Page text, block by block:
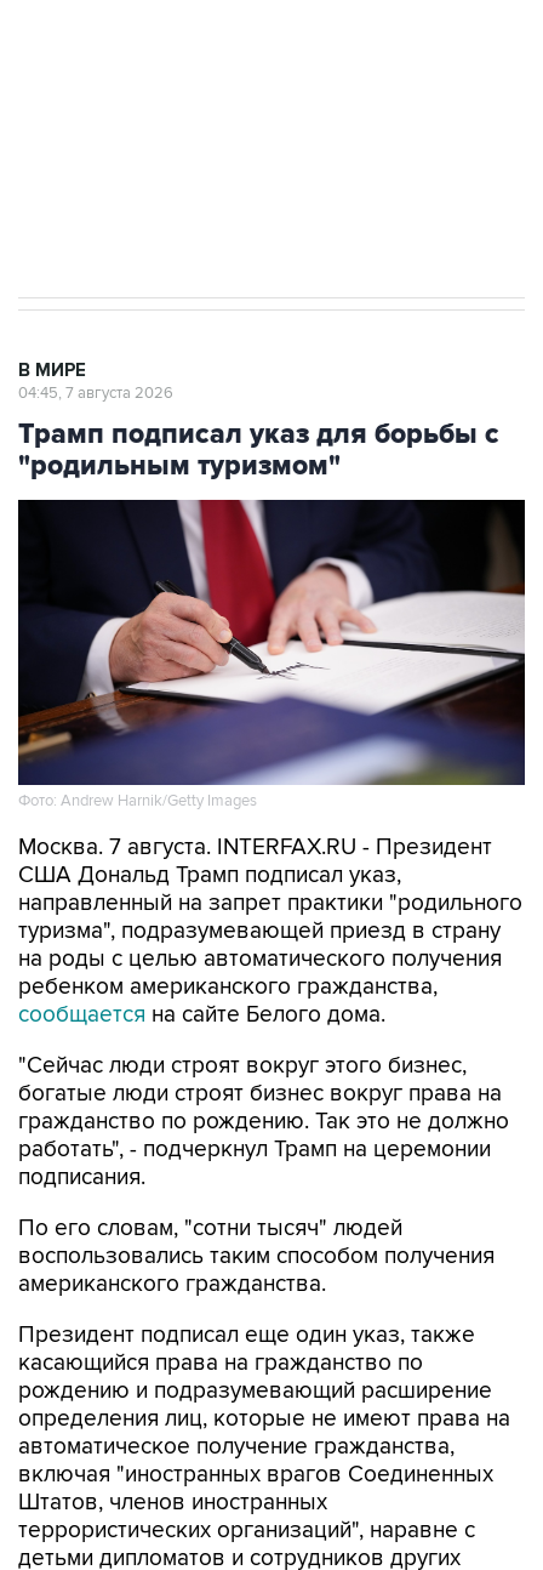
Трамп подписал указ для борьбы с
"родильным туризмом"
Фото: Andrew Harnik/Getty Images
Москва. 7 августа. INTERFAX.RU - Президент
направленный на запрет практики "родильного
туризма", подразумевающей приезд в страну
на роды с целью автоматического получения
ребенком американского гражданства,
сообщаетсяна сайте Белого дома.
"Сейчас люди строят вокруг этого бизнес,
гражданство по рождению. Так это не должно
работать", - подчеркнул Трамп на церемонии
подписания.
По его словам, "сотни тысяч" людей
американского гражданства.
Президент подписал еще один указ, также
рождению и подразумевающий расширение
определения лиц, которые не имеют права на
автоматическое получение гражданства,
включая "иностранных врагов Соединенных
Штатов, членов иностранных
террористических организаций", наравне с
детьми дипломатов и сотрудников других
признанных международных организаций.